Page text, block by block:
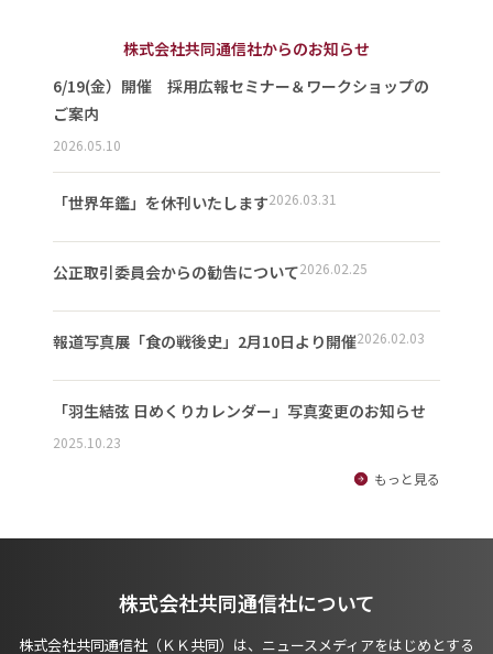
株式会社共同通信社からのお知らせ
6/19(金）開催 採用広報セミナー＆ワークショップの
ご案内
2026.05.10
「世界年鑑」を休刊いたします2026.03.31
公正取引委員会からの勧告について2026.02.25
報道写真展「食の戦後史」2月10日より開催2026.02.03
「羽生結弦 日めくりカレンダー」写真変更のお知らせ
2025.10.23
もっと見る
株式会社共同通信社について
株式会社共同通信社（ＫＫ共同）は、ニュースメディアをはじめとする